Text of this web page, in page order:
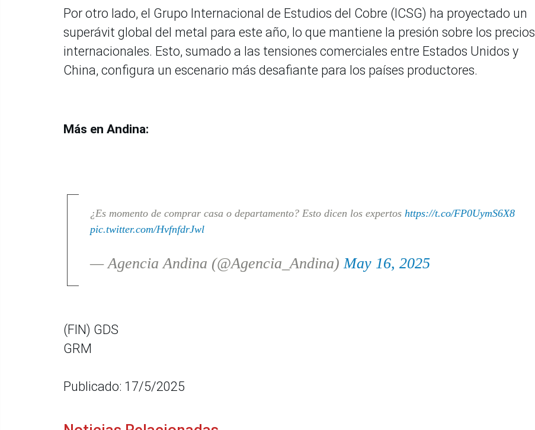
Por otro lado, el Grupo Internacional de Estudios del Cobre (ICSG) ha proyectado un
superávit global del metal para este año, lo que mantiene la presión sobre los precios
internacionales. Esto, sumado a las tensiones comerciales entre Estados Unidos y
China, configura un escenario más desafiante para los países productores.
Más en Andina:
¿Es momento de comprar casa o departamento? Esto dicen los expertos https://t.co/FP0UymS6X8
pic.twitter.com/HvfnfdrJwl
— Agencia Andina (@Agencia_Andina)May 16, 2025
(FIN) GDS
GRM
Publicado: 17/5/2025